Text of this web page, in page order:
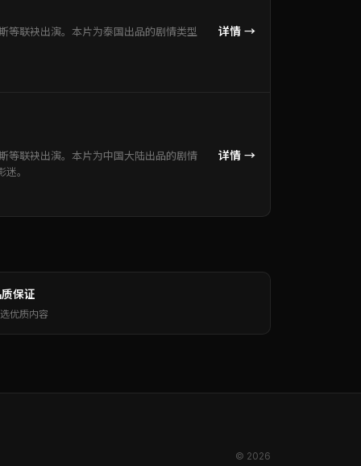
等联袂出演。本片为泰国出品的剧情类型 详情 →
等联袂出演。本片为中国大陆出品的剧情
。
详情 →
保证
优质内容
© 2026